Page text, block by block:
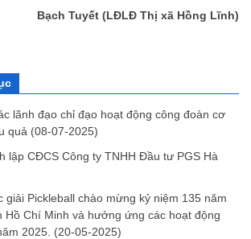
Bạch Tuyết (LĐLĐ Thị xã Hồng Lĩnh)
lãnh đạo chỉ đạo hoạt động công đoàn cơ
quả (08-07-2025)
lập CĐCS Công ty TNHH Đầu tư PGS Hà
giải Pickleball chào mừng kỷ niệm 135 năm
Hồ Chí Minh và hưởng ứng các hoạt động
2025. (20-05-2025)